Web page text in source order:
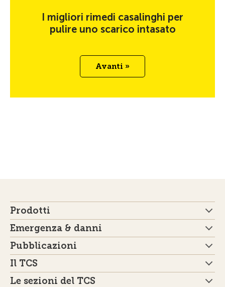
I migliori rimedi casalinghi per
pulire uno scarico intasato
Avanti »
Prodotti
Emergenza & danni
Pubblicazioni
Il TCS
Le sezioni del TCS